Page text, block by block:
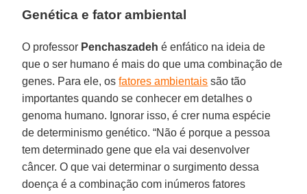
Genética e fator ambiental
O professor Penchaszadeh é enfático na ideia de
que o ser humano é mais do que uma combinação de
genes. Para ele, osfatores ambientais são tão
importantes quando se conhecer em detalhes o
genoma humano. Ignorar isso, é crer numa espécie
de determinismo genético. “Não é porque a pessoa
tem determinado gene que ela vai desenvolver
câncer. O que vai determinar o surgimento dessa
doença é a combinação com inúmeros fatores